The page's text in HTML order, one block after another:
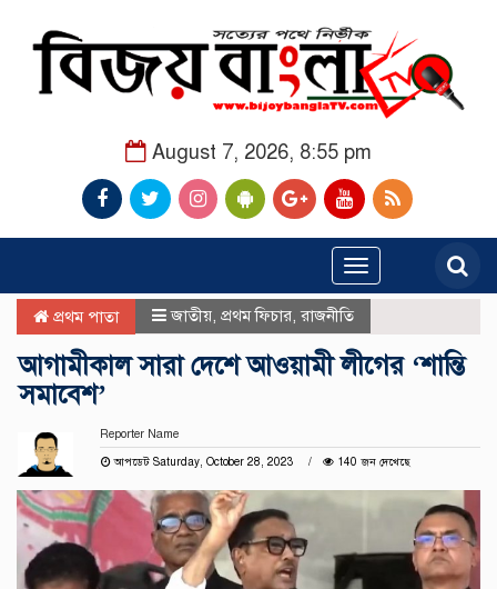
August 7, 2026, 8:55 pm
Toggle
navigation
প্রথম পাতা জাতীয় প্রথম ফিচার রাজনীতি
আগামীকাল সারা দেশে আওয়ামী লীগের ‘শান্তি
সমাবেশ’
Reporter Name
আপডেট Saturday, October 28, 2023
140 জন দেখেছে